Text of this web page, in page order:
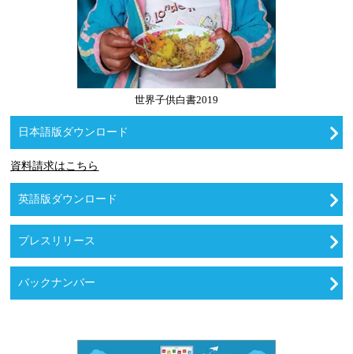
世界子供白書2019
日本語版ダウンロード
資料請求はこちら
英語版ダウンロード
プレスリリース
バックナンバー